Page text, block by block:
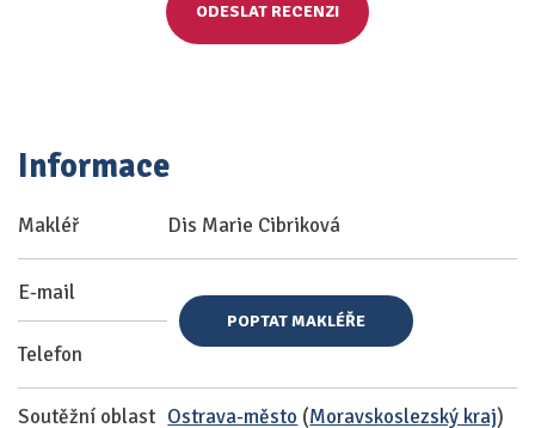
ODESLAT RECENZI
Informace
Makléř Dis Marie Cibriková
E-mail
Telefon
POPTAT MAKLÉŘE
Soutěžní oblast Ostrava-město (Moravskoslezský kraj)